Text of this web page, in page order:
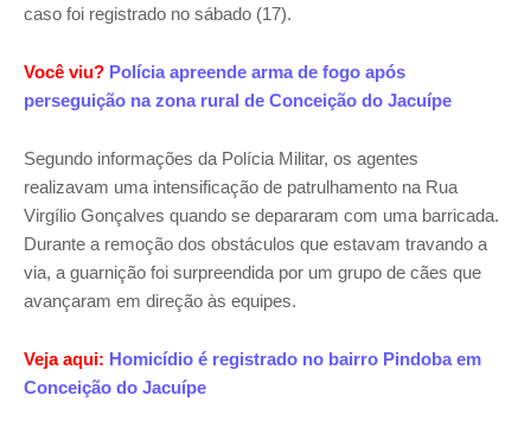
caso foi registrado no sábado (17).
Você viu? Polícia apreende arma de fogo após
perseguição na zona rural de Conceição do Jacuípe
Segundo informações da Polícia Militar, os agentes
realizavam uma intensificação de patrulhamento na Rua
Virgílio Gonçalves quando se depararam com uma barricada.
Durante a remoção dos obstáculos que estavam travando a
via, a guarnição foi surpreendida por um grupo de cães que
avançaram em direção às equipes.
Veja aqui: Homicídio é registrado no bairro Pindoba em
Conceição do Jacuípe